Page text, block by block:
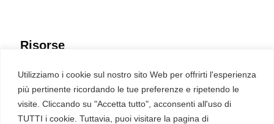
Utilizziamo i cookie sul nostro sito Web per offrirti l'esperienza
più pertinente ricordando le tue preferenze e ripetendo le
visite. Cliccando su "Accetta tutto", acconsenti all'uso di
TUTTI i cookie. Tuttavia, puoi visitare la pagina di
Risorse
Eventi
Fumetto Cyber
Newsletter
Servizi
Pubblicità